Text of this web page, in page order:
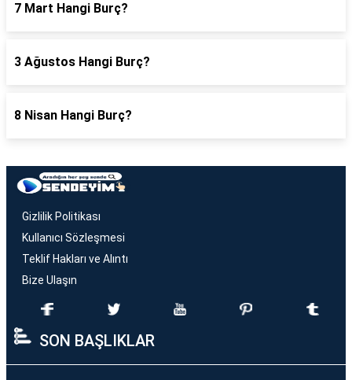
7 Mart Hangi Burç?
3 Ağustos Hangi Burç?
8 Nisan Hangi Burç?
Gizlilik Politikası
Kullanıcı Sözleşmesi
Teklif Hakları ve Alıntı
Bize Ulaşın
SON BAŞLIKLAR